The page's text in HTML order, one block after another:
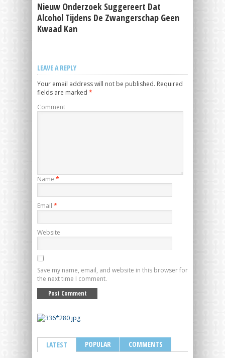
Nieuw Onderzoek Suggereert Dat
Alcohol Tijdens De Zwangerschap Geen
Kwaad Kan
LEAVE A REPLY
Your email address will not be published. Required
fields are marked *
Comment
Name *
Email *
Website
Save my name, email, and website in this browser for
the next time I comment.
LATEST POPULAR COMMENTS